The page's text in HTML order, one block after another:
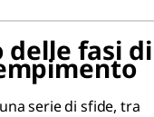
delle fasi di
serie di sfide, tra